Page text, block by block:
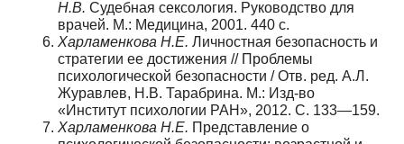
Н.В. Судебная сексология. Руководст­во для
врачей. М.: Медицина, 2001. 440 с.
Харламенкова Н.Е. Личностная безопасность и
стратегии ее достижения // Про­блемы
психологической безопасности / Отв. ред. А.Л.
Журавлев, Н.В. Тарабрина. М.: Изд-во
«Институт психологии РАН», 2012. С. 133—159.
Харламенкова Н.Е. Представление о